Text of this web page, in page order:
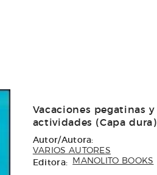
Vacaciones pegatinas y
actividades (Capa dura)
Autor/Autora:
VARIOS AUTORES
Editora: MANOLITO BOOKS